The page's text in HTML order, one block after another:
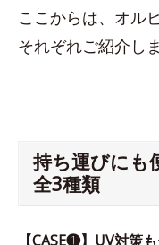
ここからは、オル
それぞれご紹介しま
持ち運びにも
全3種類
【CASE❶】UV対策